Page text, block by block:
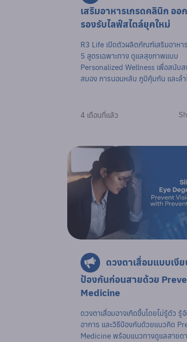
เสริมอาหารเกรดคลินิก ออ
รองรับไลฟ์สไตล์ยุคใหม่
R3 Life เปิดตัวผลิตภัณฑ์เสริมอาหา
5 สูตรเฉพาะทาง ดูแลสุขภาพแบบ
Personalized Wellness เพื่อสนับ
สมอง การนอนหลับ ภูมิคุ้มกัน และลำ
4 เดือนที่แล้ว
ดวงตาเสื่อมแบบเงีย
ป้องกันก่อนสายด้วย
Medicine
ดวงตาเสื่อมอาจเกิดขึ้นโดยไม่รู้ตัว รู้
อาการ และวิธีป้องกันด้วยแนวคิด
Medicine พร้อมแนวทางดูแลสายต